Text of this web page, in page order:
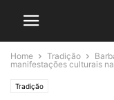
Home Tradição
manifestações culturais
Tradição